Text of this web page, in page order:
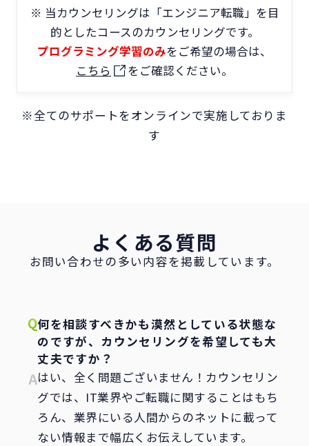
※ 当カウンセリングは「エンジニア転職」を目
的としたコースのカウンセリングです。
プログラミング学習のみをご希望の場合は、
こちら
をご確認ください。
※全てのサポートをオンラインで実施しておりま
す
よくある質問
お問い合わせの多い内容を掲載しています。
何を相談すべきかも漠然としている状態な
のですが、カウンセリングを希望しても大
丈夫ですか？
はい、全く問題ございません！カウンセリン
グでは、IT業界やご転職に関することはもち
ろん、業界にいる人間からのネットに載って
ない情報まで幅広くお伝えしています。